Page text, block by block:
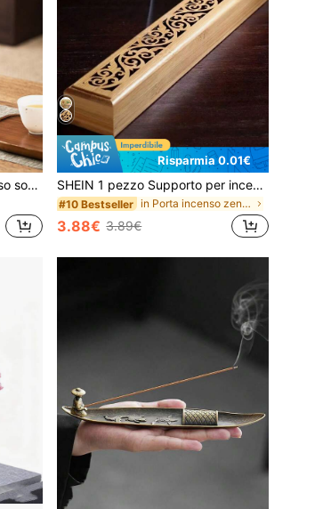
1/2 pezzi Bruciatore di incenso sospeso con fragranza premium e base stabile, design elegante, adatto per vari spazi, crea un aroma affascinante e un'atmosfera domestica alla moda, migliora la raffinatezza della decorazione della casa
Risparmia 0.01€
SHEIN 1 pezzo Supporto per incenso, bruciatore di bastoncini di incenso artigianale in legno con raccoglitore di cenere, bruciatore di aromaterapia per la decorazione della casa, meditazione, yoga, spa, Ognissanti, inquietante, autunno, festival, Natale, inverno, vacanza, festività
#10 Bestseller in Porta incenso zen Incenso e bruciatori di incen
3.88€ 3.89€